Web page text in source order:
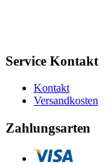
Service Kontakt
Kontakt
Versandkosten
Zahlungsarten